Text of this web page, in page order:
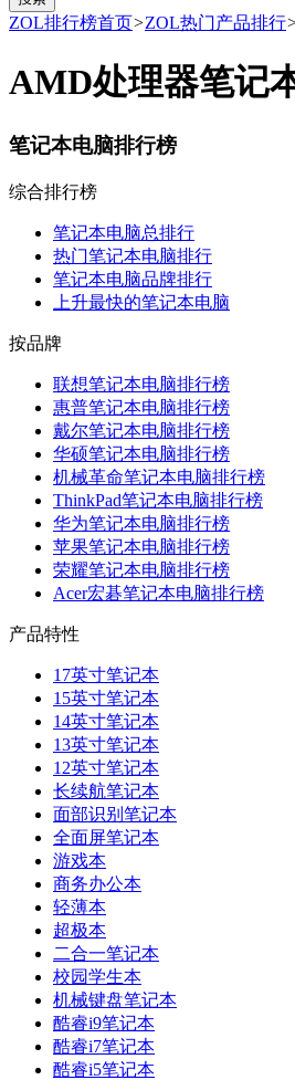
ZOL排行榜首页>ZOL热门产品排行
AMD处理器笔记
笔记本电脑排行榜
综合排行榜
笔记本电脑总排行
热门笔记本电脑排行
笔记本电脑品牌排行
上升最快的笔记本电脑
按品牌
联想笔记本电脑排行榜
惠普笔记本电脑排行榜
戴尔笔记本电脑排行榜
华硕笔记本电脑排行榜
机械革命笔记本电脑排行榜
ThinkPad笔记本电脑排行榜
华为笔记本电脑排行榜
苹果笔记本电脑排行榜
荣耀笔记本电脑排行榜
Acer宏碁笔记本电脑排行榜
产品特性
17英寸笔记本
15英寸笔记本
14英寸笔记本
13英寸笔记本
12英寸笔记本
长续航笔记本
面部识别笔记本
全面屏笔记本
游戏本
商务办公本
轻薄本
超极本
二合一笔记本
校园学生本
机械键盘笔记本
酷睿i9笔记本
酷睿i7笔记本
酷睿i5笔记本